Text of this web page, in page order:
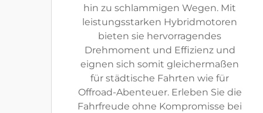
hin zu schlammigen Wegen. Mit
leistungsstarken Hybridmotoren
bieten sie hervorragendes
Drehmoment und Effizienz und
eignen sich somit gleichermaßen
für städtische Fahrten wie für
Offroad-Abenteuer. Erleben Sie die
Fahrfreude ohne Kompromisse bei